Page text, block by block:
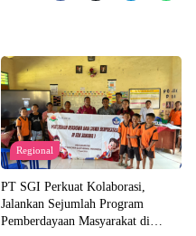
Regional
PT SGI Perkuat Kolaborasi,
Jalankan Sejumlah Program
Pemberdayaan Masyarakat di